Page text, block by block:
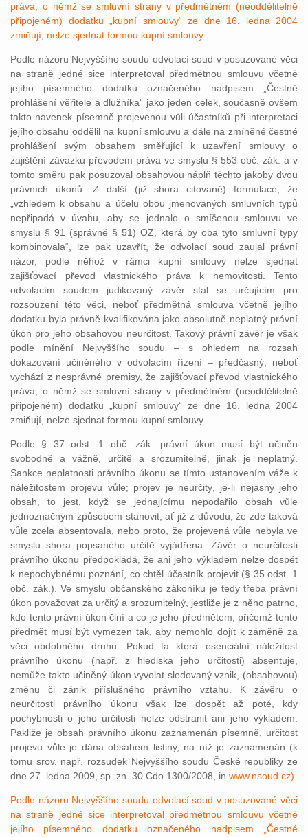
práva, o němž se smluvní strany v předmětném (neoddělitelně
připojeném) dodatku „kupní smlouvy“ ze dne 16. ledna 2004
zmiňují, nelze sjednat formou kupní smlouvy.
Podle názoru Nejvyššího soudu odvolací soud v posuzované věci
na straně jedné sice interpretoval předmětnou smlouvu včetně
jejího písemného dodatku označeného nadpisem „Čestné
prohlášení věřitele a dlužníka“ jako jeden celek, současně ovšem
takto navenek písemně projevenou vůli účastníků při interpretaci
jejího obsahu oddělil na kupní smlouvu a dále na zmíněné čestné
prohlášení svým obsahem směřující k uzavření smlouvy o
zajištění závazku převodem práva ve smyslu § 553 obč. zák. a v
tomto směru pak posuzoval obsahovou náplň těchto jakoby dvou
právních úkonů. Z další (již shora citované) formulace, že
„vzhledem k obsahu a účelu obou jmenovaných smluvních typů
nepřipadá v úvahu, aby se jednalo o smíšenou smlouvu ve
smyslu § 91 (správně § 51) OZ, která by oba tyto smluvní typy
kombinovala“, lze pak uzavřít, že odvolací soud zaujal právní
názor, podle něhož v rámci kupní smlouvy nelze sjednat
zajišťovací převod vlastnického práva k nemovitosti. Tento
odvolacím soudem judikovaný závěr stal se určujícím pro
rozsouzení této věci, neboť předmětná smlouva včetně jejího
dodatku byla právně kvalifikována jako absolutně neplatný právní
úkon pro jeho obsahovou neurčitost. Takový právní závěr je však
podle mínění Nejvyššího soudu – s ohledem na rozsah
dokazování učiněného v odvolacím řízení – předčasný, neboť
vychází z nesprávné premisy, že zajišťovací převod vlastnického
práva, o němž se smluvní strany v předmětném (neoddělitelně
připojeném) dodatku „kupní smlouvy“ ze dne 16. ledna 2004
zmiňují, nelze sjednat formou kupní smlouvy.
Podle § 37 odst. 1 obč. zák. právní úkon musí být učiněn
svobodně a vážně, určitě a srozumitelně, jinak je neplatný.
Sankce neplatnosti právního úkonu se tímto ustanovením váže k
náležitostem projevu vůle; projev je neurčitý, je-li nejasný jeho
obsah, to jest, když se jednajícímu nepodařilo obsah vůle
jednoznačným způsobem stanovit, ať již z důvodu, že zde taková
vůle zcela absentovala, nebo proto, že projevená vůle nebyla ve
smyslu shora popsaného určitě vyjádřena. Závěr o neurčitosti
právního úkonu předpokládá, že ani jeho výkladem nelze dospět
k nepochybnému poznání, co chtěl účastník projevit (§ 35 odst. 1
obč. zák.). Ve smyslu občanského zákoníku je tedy třeba právní
úkon považovat za určitý a srozumitelný, jestliže je z něho patrno,
kdo tento právní úkon činí a co je jeho předmětem, přičemž tento
předmět musí být vymezen tak, aby nemohlo dojít k záměně za
věci obdobného druhu. Pokud ta která esenciální náležitost
právního úkonu (např. z hlediska jeho určitosti) absentuje,
nemůže takto učiněný úkon vyvolat sledovaný vznik, (obsahovou)
změnu či zánik příslušného právního vztahu. K závěru o
neurčitosti právního úkonu však lze dospět až poté, kdy
pochybnosti o jeho určitosti nelze odstranit ani jeho výkladem.
Pakliže je obsah právního úkonu zaznamenán písemně, určitost
projevu vůle je dána obsahem listiny, na níž je zaznamenán (k
tomu srov. např. rozsudek Nejvyššího soudu České republiky ze
dne 27. ledna 2009, sp. zn. 30 Cdo 1300/2008, in www.nsoud.cz).
Podle názoru Nejvyššího soudu odvolací soud v posuzované věci
na straně jedné sice interpretoval předmětnou smlouvu včetně
jejího písemného dodatku označeného nadpisem „Čestné